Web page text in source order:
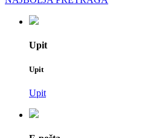
Upit
Upit
Upit